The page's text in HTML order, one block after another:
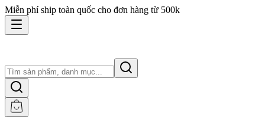
Miễn phí ship toàn quốc cho đơn hàng từ 500k